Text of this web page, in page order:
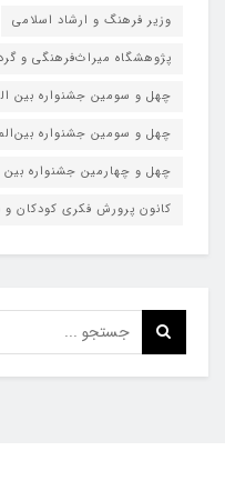
وزیر فرهنگ و ارشاد اسلامی
پژوهشگاه میراث‌فرهنگی و
چهل و سومین جشنواره بین
چهل و سومین جشنواره
چهل و چهارمین جشنواره بین
کانون پرورش فکری کودکان و